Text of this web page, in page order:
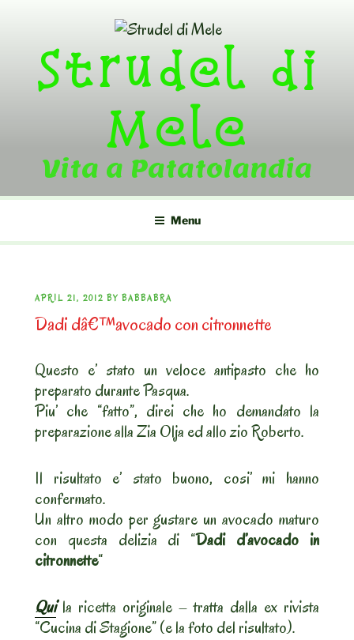
contentStrudel di
Mele
Vita a Patatolandia
Menu
POSTED
ON
APRIL 21, 2012 BY BABBABRA
Dadi dâ€™avocado con citronnette
Questo e’ stato un veloce antipasto che ho
preparato durante Pasqua.
Piu’ che “fatto”, direi che ho demandato la
preparazione alla Zia Olja ed allo zio Roberto.
Il risultato e’ stato buono, cosi’ mi hanno
confermato.
Un altro modo per gustare un avocado maturo
con questa delizia di “Dadi d’avocado in
citronnette“
Qui la ricetta originale – tratta dalla ex rivista
“Cucina di Stagione” (e la foto del risultato).